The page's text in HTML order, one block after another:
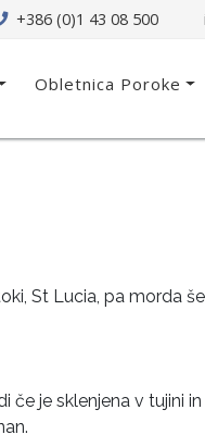
+386 (0)1 43 08 500
Obletnica Poroke
St Lucia, pa morda še
če je sklenjena v tujini